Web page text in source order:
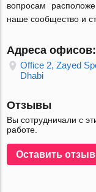
вопросам
наше сообщество и
Адреса офисов:
Office 2, Zayed
Dhabi
Отзывы
Вы сотрудничали с
работе.
Оставить отзыв